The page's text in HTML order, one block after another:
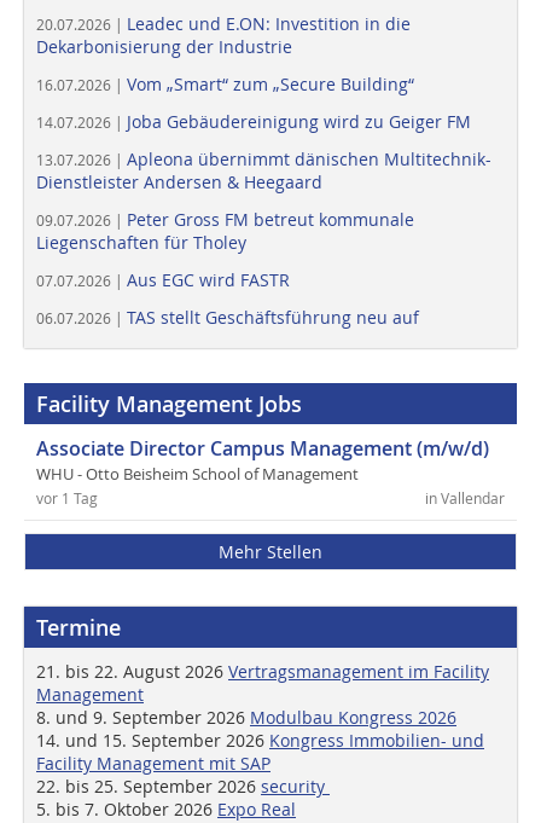
20.07.2026 | Leadec und E.ON: Investition in die
Dekarbonisierung der Industrie
16.07.2026 | Vom „Smart“ zum „Secure Building“
14.07.2026 | Joba Gebäudereinigung wird zu Geiger FM
13.07.2026 | Apleona übernimmt dänischen Multitechnik-
Dienstleister Andersen & Heegaard
09.07.2026 | Peter Gross FM betreut kommunale
Liegenschaften für Tholey
07.07.2026 | Aus EGC wird FASTR
06.07.2026 | TAS stellt Geschäftsführung neu auf
Facility Management Jobs
Associate Director Campus Management (m/w/d)
WHU - Otto Beisheim School of Management
in Vallendar
vor 1 Tag
Mehr Stellen
Termine
21. bis 22. August 2026 Vertragsmanagement im Facility
Management
8. und 9. September 2026 Modulbau Kongress 2026
14. und 15. September 2026 Kongress Immobilien- und
Facility Management mit SAP
22. bis 25. September 2026 security
5. bis 7. Oktober 2026 Expo Real